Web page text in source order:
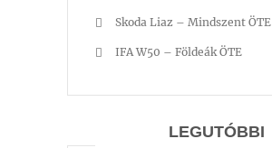
Skoda Liaz – Mindszent ÖTE
IFA W50 – Földeák ÖTE
LEGUTÓBBI